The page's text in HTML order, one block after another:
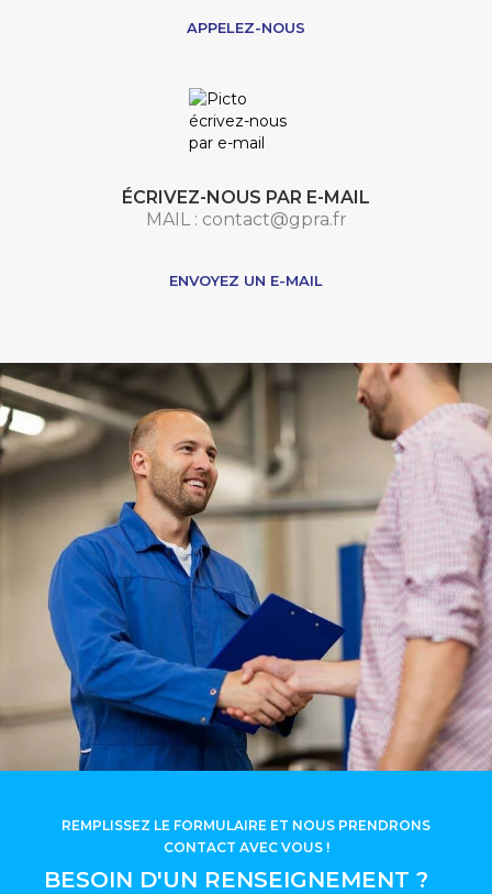
APPELEZ-NOUS
ÉCRIVEZ-NOUS PAR E-MAIL
MAIL : contact@gpra.fr
ENVOYEZ UN E-MAIL
BESOIN D'UN RENSEIGNEMENT ?
REMPLISSEZ LE FORMULAIRE ET NOUS PRENDRONS
CONTACT AVEC VOUS !